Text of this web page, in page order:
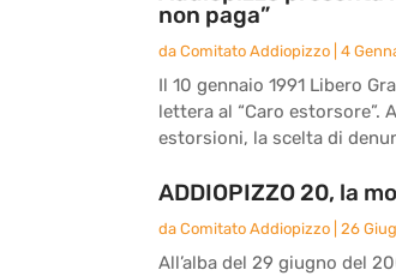
non paga”
da Comitato Addiopizzo 4
Il 10 gennaio 1991 Libero
lettera al “Caro estorsore”.
estorsioni, la scelta di
ADDIOPIZZO 20, la
da Comitato Addiopizzo 26
All’alba del 29 giugno del